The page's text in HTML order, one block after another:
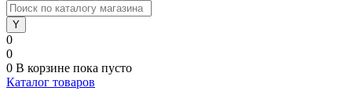
0
0
0 В корзине пока пусто
Каталог товаров